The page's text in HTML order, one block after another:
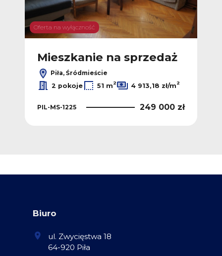
Oferta na wyłączność
Mieszkanie na sprzedaż
Piła, Śródmieście
2 pokoje
51 m2 4 913,18 zł/m2
PIL-MS-1225 249 000 zł
Biuro
ul. Zwycięstwa 18
64-920 Piła